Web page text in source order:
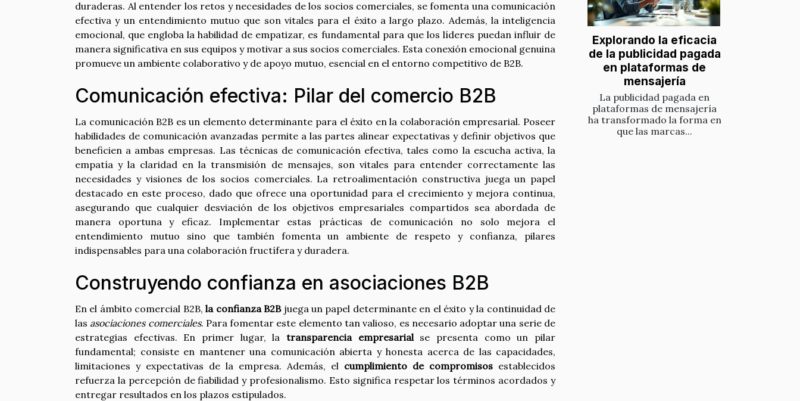
duraderas. Al entender los retos y necesidades de los socios comerciales, se fomenta una comunicación
efectiva y un entendimiento mutuo que son vitales para el éxito a largo plazo. Además, la inteligencia
emocional, que engloba la habilidad de empatizar, es fundamental para que los líderes puedan influir de
manera significativa en sus equipos y motivar a sus socios comerciales. Esta conexión emocional genuina
promueve un ambiente colaborativo y de apoyo mutuo, esencial en el entorno competitivo de B2B.
Comunicación efectiva: Pilar del comercio B2B
La comunicación B2B es un elemento determinante para el éxito en la colaboración empresarial. Poseer
habilidades de comunicación avanzadas permite a las partes alinear expectativas y definir objetivos que
beneficien a ambas empresas. Las técnicas de comunicación efectiva, tales como la escucha activa, la
empatía y la claridad en la transmisión de mensajes, son vitales para entender correctamente las
necesidades y visiones de los socios comerciales. La retroalimentación constructiva juega un papel
destacado en este proceso, dado que ofrece una oportunidad para el crecimiento y mejora continua,
asegurando que cualquier desviación de los objetivos empresariales compartidos sea abordada de
manera oportuna y eficaz. Implementar estas prácticas de comunicación no solo mejora el
entendimiento mutuo sino que también fomenta un ambiente de respeto y confianza, pilares
indispensables para una colaboración fructífera y duradera.
Construyendo confianza en asociaciones B2B
En el ámbito comercial B2B,la confianza B2Bjuega un papel determinante en el éxito y la continuidad de
las asociaciones comerciales. Para fomentar este elemento tan valioso, es necesario adoptar una serie de
estrategias efectivas. En primer lugar, la transparencia empresarialse presenta como un pilar
fundamental; consiste en mantener una comunicación abierta y honesta acerca de las capacidades,
limitaciones y expectativas de la empresa. Además, el cumplimiento de compromisos establecidos
refuerza la percepción de fiabilidad y profesionalismo. Esto significa respetar los términos acordados y
entregar resultados en los plazos estipulados.
Explorando la eficacia
de la publicidad pagada
en plataformas de
mensajería
La publicidad pagada en
plataformas de mensajería
ha transformado la forma en
que las marcas...